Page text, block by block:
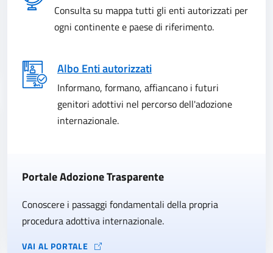
Consulta su mappa tutti gli enti autorizzati per
ogni continente e paese di riferimento.
Albo Enti autorizzati
Informano, formano, affiancano i futuri
genitori adottivi nel percorso dell'adozione
internazionale.
Portale Adozione Trasparente
Conoscere i passaggi fondamentali della propria
procedura adottiva internazionale.
VAI AL PORTALE